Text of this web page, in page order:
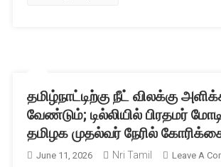
தமிழ்நாட்டிற்கு நீட் விலக்கு
வேண்டும்; டில்லியில் பிரதமர்
தமிழக முதல்வர் நேரில்
June 11, 2026 Nri Tamil Leave A